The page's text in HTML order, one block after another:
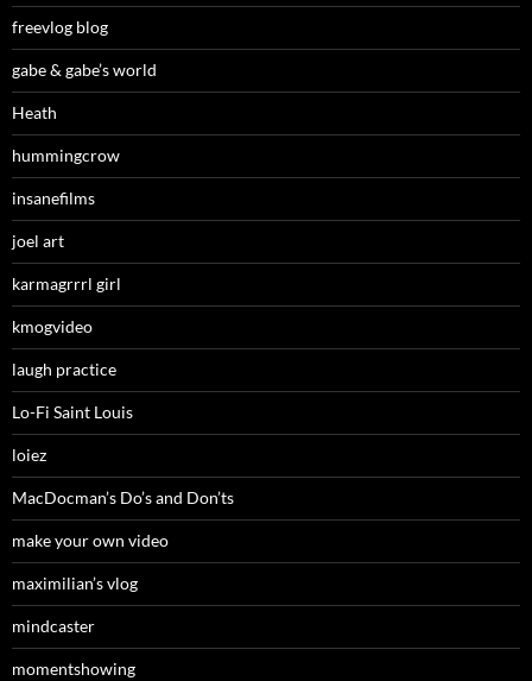
freevlog blog
gabe & gabe’s world
Heath
hummingcrow
insanefilms
joel art
karmagrrrl girl
kmogvideo
laugh practice
Lo-Fi Saint Louis
loiez
MacDocman’s Do’s and Don’ts
make your own video
maximilian’s vlog
mindcaster
momentshowing